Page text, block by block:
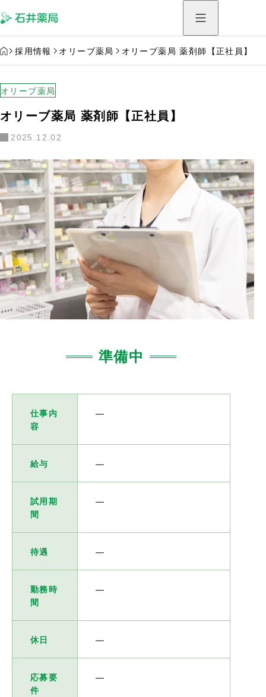
HOME
採用情報 オリーブ薬局 オリーブ薬局 薬剤師【正社員】
オリーブ薬局
オリーブ薬局 薬剤師【正社員】
2025.12.02
準備中
仕事内
容
―
給与 ―
試用期
間
―
待遇 ―
勤務時
間
―
休日 ―
応募要
件
―